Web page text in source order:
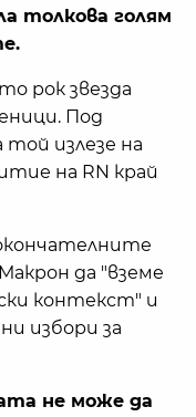
толкова голям
рок звезда
Под
той излезе на
на RN край
да "вземе
контекст" и
избори за
не може да